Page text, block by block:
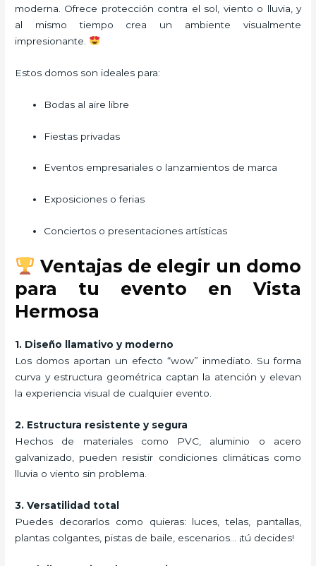
moderna. Ofrece protección contra el sol, viento o lluvia, y
al mismo tiempo crea un ambiente visualmente
impresionante.
Estos domos son ideales para:
Bodas al aire libre
Fiestas privadas
Eventos empresariales o lanzamientos de marca
Exposiciones o ferias
Conciertos o presentaciones artísticas
Ventajas de elegir un domo
para tu evento en Vista
Hermosa
1. Diseño llamativo y moderno
Los domos aportan un efecto “wow” inmediato. Su forma
curva y estructura geométrica captan la atención y elevan
la experiencia visual de cualquier evento.
2. Estructura resistente y segura
Hechos de materiales como PVC, aluminio o acero
galvanizado, pueden resistir condiciones climáticas como
lluvia o viento sin problema.
3. Versatilidad total
Puedes decorarlos como quieras: luces, telas, pantallas,
plantas colgantes, pistas de baile, escenarios… ¡tú decides!